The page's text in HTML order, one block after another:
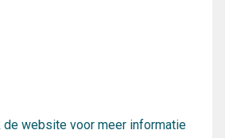
de website voor meer informatie